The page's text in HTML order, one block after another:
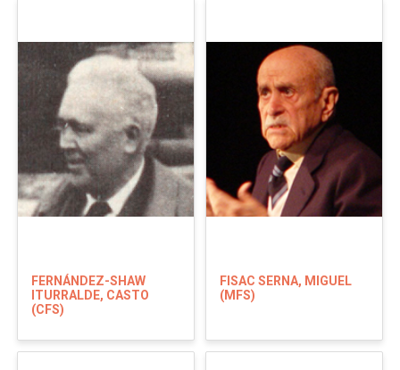
FERNÁNDEZ-SHAW
ITURRALDE, CASTO
(CFS)
FISAC SERNA, MIGUEL
(MFS)